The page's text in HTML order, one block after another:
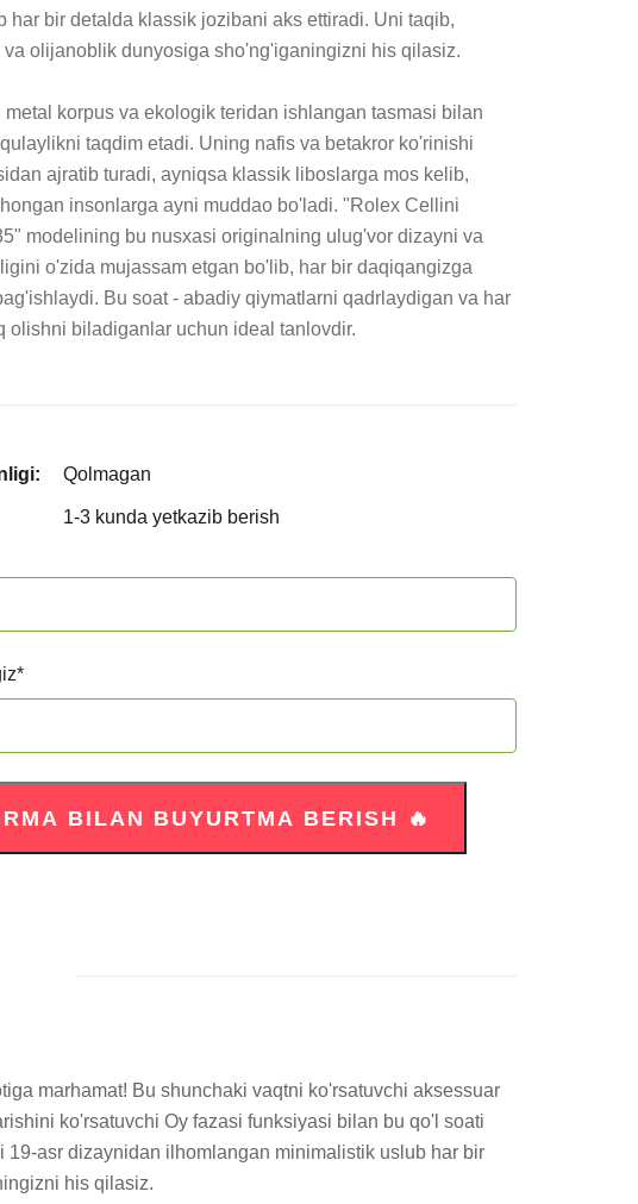
har bir detalda klassik jozibani aks ettiradi. Uni taqib,
olijanoblik dunyosiga sho'ng'iganingizni his qilasiz.
metal korpus va ekologik teridan ishlangan tasmasi bilan
taqdim etadi. Uning nafis va betakror ko'rinishi
ajratib turadi, ayniqsa klassik liboslarga mos kelib,
insonlarga ayni muddao bo'ladi. "Rolex Cellini
modelining bu nusxasi originalning ulug'vor dizayni va
o'zida mujassam etgan bo'lib, har bir daqiqangizga
Bu soat - abadiy qiymatlarni qadrlaydigan va har
olishni biladiganlar uchun ideal tanlovdir.
Qolmagan
1-3 kunda yetkazib berish
*
marhamat! Bu shunchaki vaqtni ko'rsatuvchi aksessuar
ko'rsatuvchi Oy fazasi funksiyasi bilan bu qo'l soati
asr dizaynidan ilhomlangan minimalistik uslub har bir
his qilasiz.